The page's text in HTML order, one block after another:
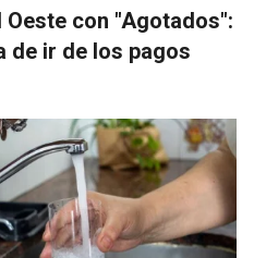
con "Agotados":
de ir de los pagos